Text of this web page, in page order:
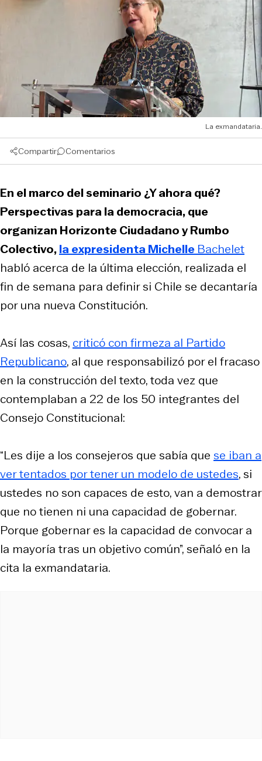
La exmandataria.
Compartir Comentarios
En el marco del seminario ¿Y ahora qué?
Perspectivas para la democracia, que
organizan Horizonte Ciudadano y Rumbo
Colectivo,la expresidenta Michelle Bachelet
habló acerca de la última elección, realizada el
fin de semana para definir si Chile se decantaría
por una nueva Constitución.
Así las cosas, criticó con firmeza al Partido
Republicano, al que responsabilizó por el fracaso
en la construcción del texto, toda vez que
contemplaban a 22 de los 50 integrantes del
Consejo Constitucional:
“Les dije a los consejeros que sabía que se iban a
ver tentados por tener un modelo de ustedes, si
ustedes no son capaces de esto, van a demostrar
que no tienen ni una capacidad de gobernar.
Porque gobernar es la capacidad de convocar a
la mayoría tras un objetivo común”, señaló en la
cita la exmandataria.